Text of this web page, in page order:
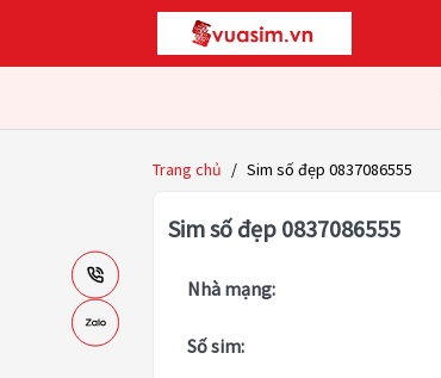
Trang chủ / Sim số đẹp 0837086555
Sim số đẹp 0837086555
Nhà mạng:
Số sim: